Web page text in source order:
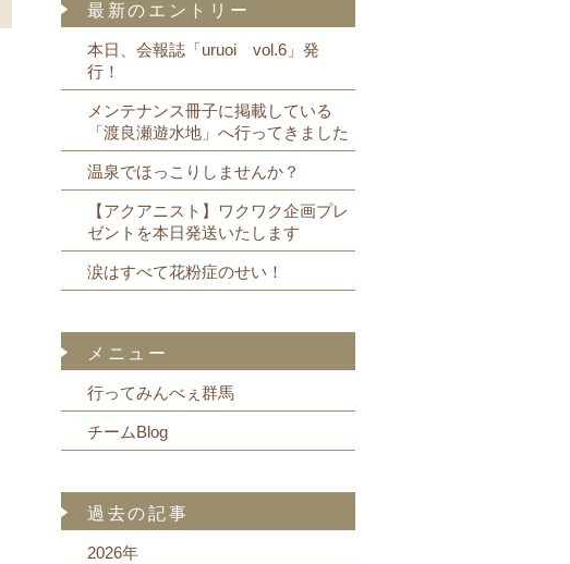
最新のエントリー
本日、会報誌「uruoi vol.6」発
行！
メンテナンス冊子に掲載している
「渡良瀬遊水地」へ行ってきました
温泉でほっこりしませんか？
【アクアニスト】ワクワク企画プレ
ゼントを本日発送いたします
涙はすべて花粉症のせい！
メニュー
行ってみんべぇ群馬
チームBlog
過去の記事
2026年